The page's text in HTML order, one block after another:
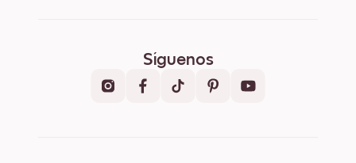
Síguenos